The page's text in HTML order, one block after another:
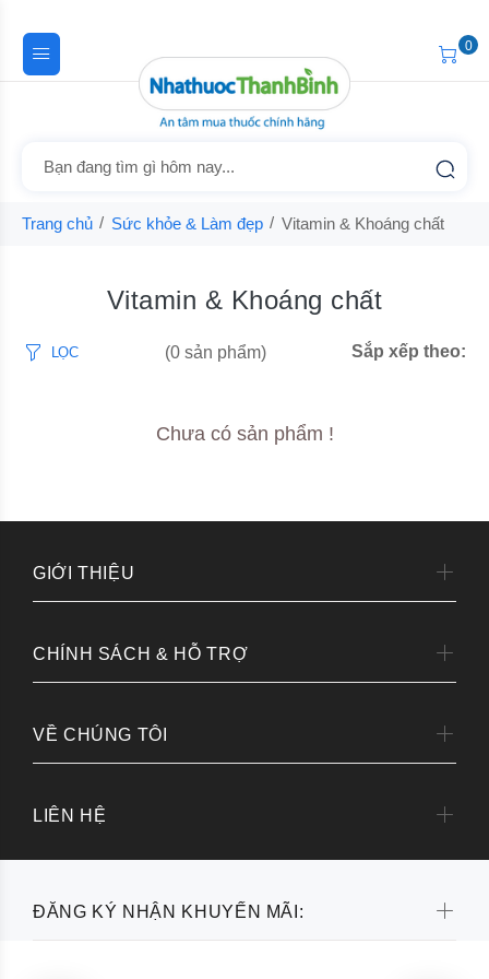
0
Trang chủ Sức khỏe & Làm đẹp Vitamin & Khoáng chất
Vitamin & Khoáng chất
LỌC (0 sản phẩm) Sắp xếp theo:
Chưa có sản phẩm !
ĐĂNG KÝ NHẬN KHUYẾN MÃI:
GIỚI THIỆU
CHÍNH SÁCH & HỖ TRỢ
VỀ CHÚNG TÔI
LIÊN HỆ